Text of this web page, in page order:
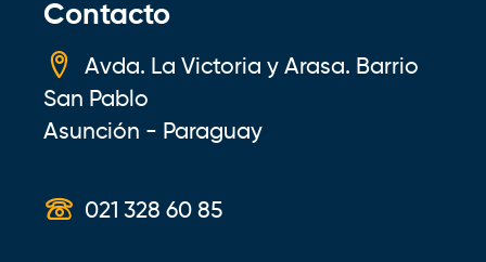
Contacto
Avda. La Victoria y Arasa. Barrio
San Pablo
Asunción - Paraguay
021 328 60 85